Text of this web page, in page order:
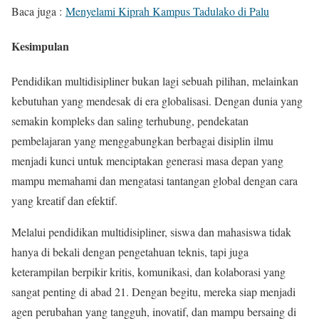
Baca juga : Menyelami Kiprah Kampus Tadulako di Palu
Kesimpulan
Pendidikan multidisipliner bukan lagi sebuah pilihan, melainkan
kebutuhan yang mendesak di era globalisasi. Dengan dunia yang
semakin kompleks dan saling terhubung, pendekatan
pembelajaran yang menggabungkan berbagai disiplin ilmu
menjadi kunci untuk menciptakan generasi masa depan yang
mampu memahami dan mengatasi tantangan global dengan cara
yang kreatif dan efektif.
Melalui pendidikan multidisipliner, siswa dan mahasiswa tidak
hanya di bekali dengan pengetahuan teknis, tapi juga
keterampilan berpikir kritis, komunikasi, dan kolaborasi yang
sangat penting di abad 21. Dengan begitu, mereka siap menjadi
agen perubahan yang tangguh, inovatif, dan mampu bersaing di